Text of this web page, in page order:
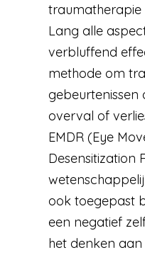
Lang alle
verbluffend
methode om
gebeurtenissen
overval of
EMDR (Eye
Desensitization
ook toegepast
een negatief
het denken